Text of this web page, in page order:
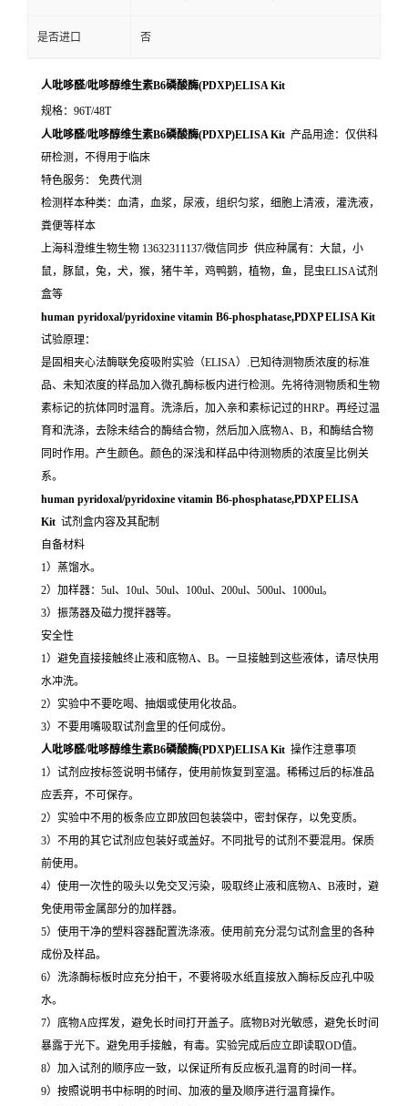
是否进口 否
人吡哆醛/吡哆醇维生素B6磷酸酶(PDXP)ELISA Kit
规格：96T/48T
人吡哆醛/吡哆醇维生素B6磷酸酶(PDXP)ELISA Kit 产品用途：仅供科
研检测，不得用于临床
特色服务： 免费代测
检测样本种类：血清，血浆，尿液，组织匀浆，细胞上清液，灌洗液，
粪便等样本
上海科澄维生物生物 13632311137/微信同步 供应种属有：大鼠，小
鼠，豚鼠，兔，犬，猴，猪牛羊，鸡鸭鹅，植物，鱼，昆虫ELISA试剂
盒等
human pyridoxal/pyridoxine vitamin B6-phosphatase,PDXP ELISA Kit
试验原理：
是固相夹心法酶联免疫吸附实验（ELISA）.已知待测物质浓度的标准
品、未知浓度的样品加入微孔酶标板内进行检测。先将待测物质和生物
素标记的抗体同时温育。洗涤后，加入亲和素标记过的HRP。再经过温
育和洗涤，去除未结合的酶结合物，然后加入底物A、B，和酶结合物
同时作用。产生颜色。颜色的深浅和样品中待测物质的浓度呈比例关
系。
human pyridoxal/pyridoxine vitamin B6-phosphatase,PDXP ELISA
Kit 试剂盒内容及其配制
自备材料
1）蒸馏水。
2）加样器：5ul、10ul、50ul、100ul、200ul、500ul、1000ul。
3）振荡器及磁力搅拌器等。
安全性
1）避免直接接触终止液和底物A、B。一旦接触到这些液体，请尽快用
水冲洗。
2）实验中不要吃喝、抽烟或使用化妆品。
3）不要用嘴吸取试剂盒里的任何成份。
人吡哆醛/吡哆醇维生素B6磷酸酶(PDXP)ELISA Kit 操作注意事项
1）试剂应按标签说明书储存，使用前恢复到室温。稀稀过后的标准品
应丢弃，不可保存。
2）实验中不用的板条应立即放回包装袋中，密封保存，以免变质。
3）不用的其它试剂应包装好或盖好。不同批号的试剂不要混用。保质
前使用。
4）使用一次性的吸头以免交叉污染，吸取终止液和底物A、B液时，避
免使用带金属部分的加样器。
5）使用干净的塑料容器配置洗涤液。使用前充分混匀试剂盒里的各种
成份及样品。
6）洗涤酶标板时应充分拍干，不要将吸水纸直接放入酶标反应孔中吸
水。
7）底物A应挥发，避免长时间打开盖子。底物B对光敏感，避免长时间
暴露于光下。避免用手接触，有毒。实验完成后应立即读取OD值。
8）加入试剂的顺序应一致，以保证所有反应板孔温育的时间一样。
9）按照说明书中标明的时间、加液的量及顺序进行温育操作。